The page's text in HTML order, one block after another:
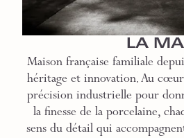
LA
Maison française familiale
héritage et innovation. Au
précision industrielle pour
la finesse de la porcelaine,
sens du détail qui